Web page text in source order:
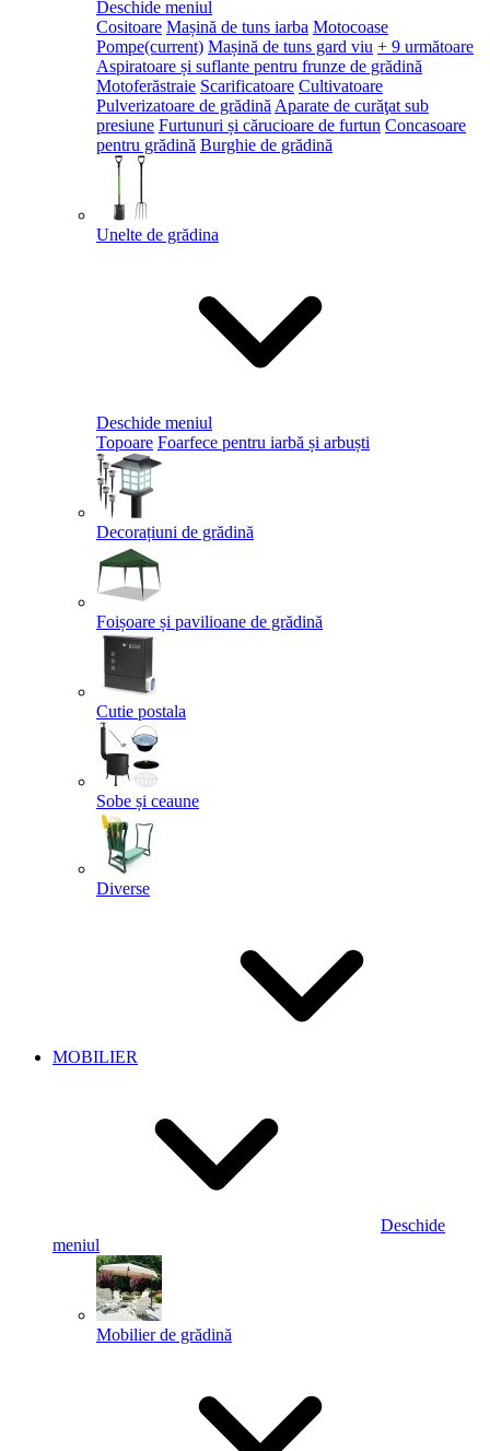
Deschide meniul
Cositoare Mașină de tuns iarba Motocoase
Pompe(current) Mașină de tuns gard viu + 9 următoare
Aspiratoare și suflante pentru frunze de grădină
Motoferăstraie Scarificatoare Cultivatoare
Pulverizatoare de grădină Aparate de curăţat sub
presiune Furtunuri și cărucioare de furtun Concasoare
pentru grădină Burghie de grădină
Unelte de grădina
Deschide meniul
Topoare Foarfece pentru iarbă și arbuști
Decorațiuni de grădină
Foișoare și pavilioane de grădină
Cutie postala
Sobe și ceaune
Diverse
MOBILIER
Deschide
meniul
Mobilier de grădină